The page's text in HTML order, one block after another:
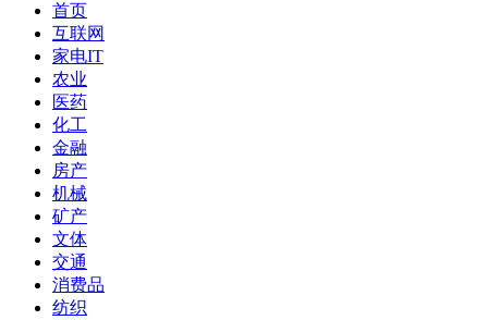
首页
互联网
家电IT
农业
医药
化工
金融
房产
机械
矿产
文体
交通
消费品
纺织